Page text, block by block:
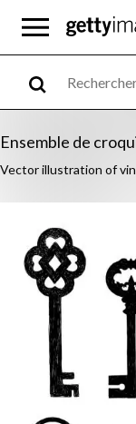
Ensemble de
Vector illustration of